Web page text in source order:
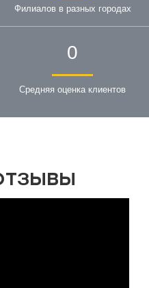
Филиалов в разных городах
0
Средняя оценка клиентов